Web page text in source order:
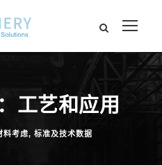
工艺和应用
料考虑, 标准及技术数据